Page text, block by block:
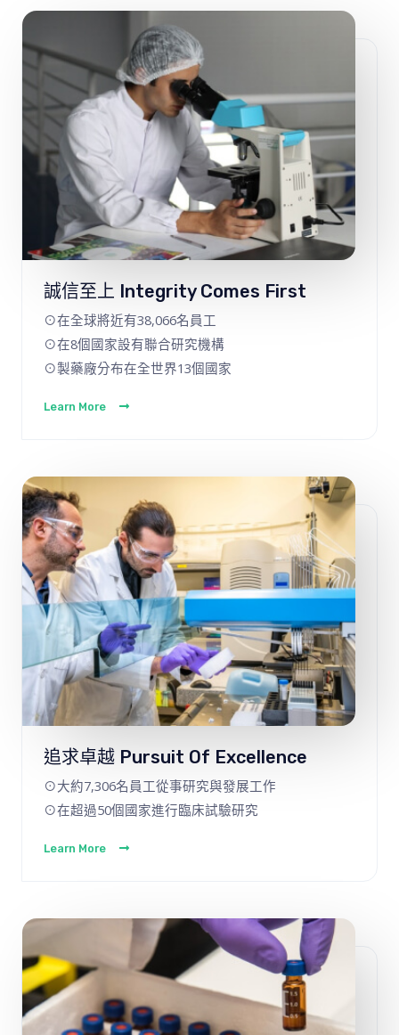
誠信至上 Integrity Comes First
⊙在全球將近有38,066名員工
⊙在8個國家設有聯合研究機構
⊙製藥廠分布在全世界13個國家
Learn More
追求卓越 Pursuit Of Excellence
⊙大約7,306名員工從事研究與發展工作
⊙在超過50個國家進行臨床試驗研究
Learn More